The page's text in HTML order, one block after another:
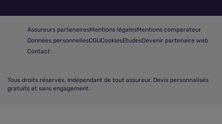
Assureurs partenairesMentions légalesMentions comparateur
Données personnellesCGUCookiesEtudesDevenir partenaire web
Contact
Tous droits réservés. Indépendant de tout assureur. Devis personnalisés
gratuits et sans engagement.